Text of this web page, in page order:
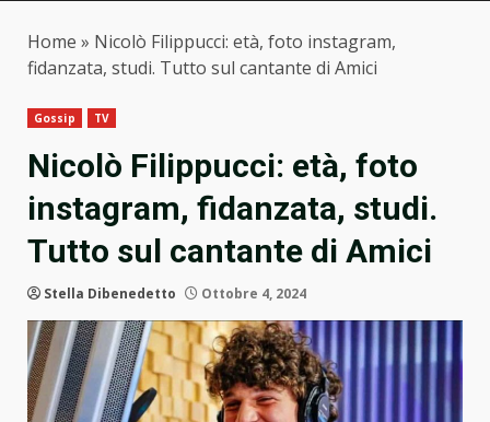
Home » Nicolò Filippucci: età, foto instagram,
fidanzata, studi. Tutto sul cantante di Amici
Gossip TV
Nicolò Filippucci: età, foto
instagram, fidanzata, studi.
Tutto sul cantante di Amici
Stella Dibenedetto Ottobre 4, 2024